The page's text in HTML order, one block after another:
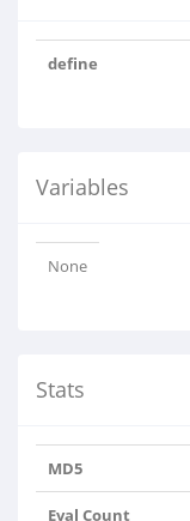
define
Variables
None
Stats
MD5
Eval Count